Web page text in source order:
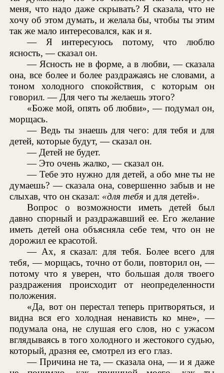
меня, что надо даже скрывать? Я сказала, что не
хочу об этом думать, и желала бы, чтобы ты этим
так же мало интересовался, как и я.
— Я интересуюсь потому, что люблю
ясность, — сказал он.
— Ясность не в форме, а в любви, — сказала
она, все более и более раздражаясь не словами, а
тоном холодного спокойствия, с которым он
говорил. — Для чего ты желаешь этого?
«Боже мой, опять об любви», — подумал он,
морщась.
— Ведь ты знаешь для чего: для тебя и для
детей, которые будут, — сказал он.
— Детей не будет.
— Это очень жалко, — сказал он.
— Тебе это нужно для детей, а обо мне ты не
думаешь? — сказала она, совершенно забыв и не
слыхав, что он сказал: «для тебя и для детей».
Вопрос о возможности иметь детей был
давно спорный и раздражавший ее. Его желание
иметь детей она объясняла себе тем, что он не
дорожил ее красотой.
— Ах, я сказал: для тебя. Более всего для
тебя, — морщась, точно от боли, повторил он, —
потому что я уверен, что большая доля твоего
раздражения происходит от неопределенности
положения.
«Да, вот он перестал теперь притворяться, и
видна вся его холодная ненависть ко мне», —
подумала она, не слушая его слов, но с ужасом
вглядываясь в того холодного и жестокого судью,
который, дразня ее, смотрел из его глаз.
— Причина не та, — сказала она, — и я даже